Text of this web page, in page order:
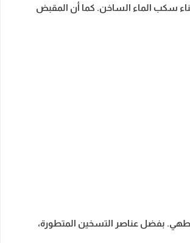
سكب الماء الساخن. كما أن المقبض
بفضل عناصر التسخين المتطورة،